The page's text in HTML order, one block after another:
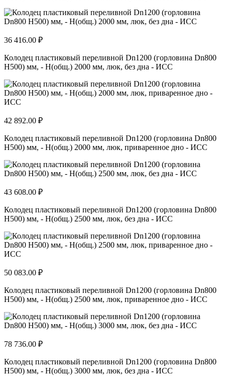
36 416.00 ₽
Колодец пластиковый переливной Dn1200 (горловина Dn800
H500) мм, - H(общ.) 2000 мм, люк, без дна - ИСС
42 892.00 ₽
Колодец пластиковый переливной Dn1200 (горловина Dn800
H500) мм, - H(общ.) 2000 мм, люк, приваренное дно - ИСС
43 608.00 ₽
Колодец пластиковый переливной Dn1200 (горловина Dn800
H500) мм, - H(общ.) 2500 мм, люк, без дна - ИСС
50 083.00 ₽
Колодец пластиковый переливной Dn1200 (горловина Dn800
H500) мм, - H(общ.) 2500 мм, люк, приваренное дно - ИСС
78 736.00 ₽
Колодец пластиковый переливной Dn1200 (горловина Dn800
H500) мм, - H(общ.) 3000 мм, люк, без дна - ИСС